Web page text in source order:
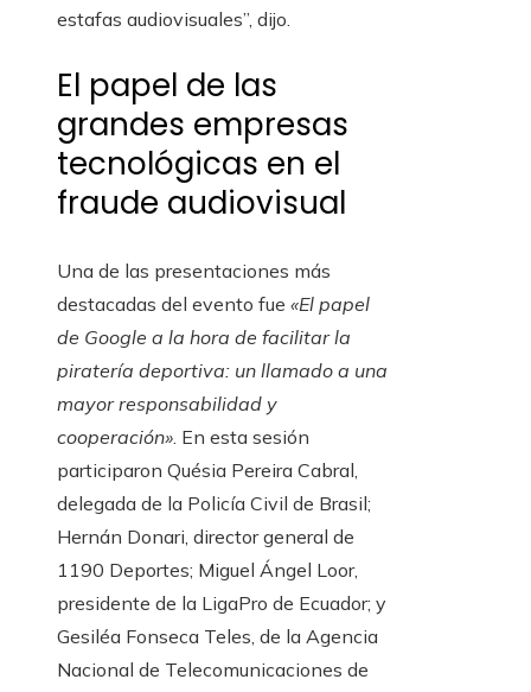
estafas audiovisuales”, dijo.
El papel de las
grandes empresas
tecnológicas en el
fraude audiovisual
Una de las presentaciones más
destacadas del evento fue «El papel
de Google a la hora de facilitar la
piratería deportiva: un llamado a una
mayor responsabilidad y
cooperación». En esta sesión
participaron Quésia Pereira Cabral,
delegada de la Policía Civil de Brasil;
Hernán Donari, director general de
1190 Deportes; Miguel Ángel Loor,
presidente de la LigaPro de Ecuador; y
Gesiléa Fonseca Teles, de la Agencia
Nacional de Telecomunicaciones de